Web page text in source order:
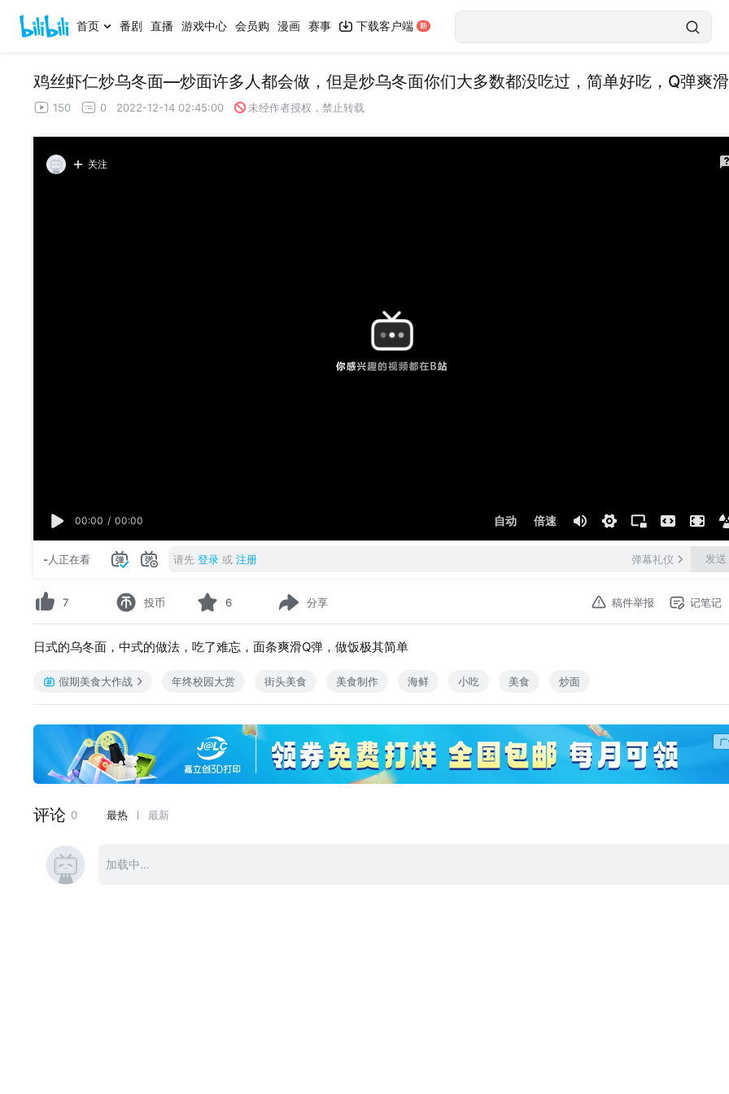
首页 番剧 直播 游戏中心 会员购 漫画 赛事 下载客户端
鸡丝虾仁炒乌冬面—炒面许多人都会做，但是炒乌冬面你们大多数都没吃过，简单好吃，Q弹爽滑
150 0 2022-12-14 02:45:00 未经作者授权，禁止转载
关注
00:00 / 00:00 自动 倍速
-人正在看 请先 登录 或 注册 弹幕礼仪 发送
7 投币 6 分享 稿件举报 记笔记
日式的乌冬面，中式的做法，吃了难忘，面条爽滑Q弹，做饭极其简单
假期美食大作战 年终校园大赏 街头美食 美食制作 海鲜 小吃 美食 炒面